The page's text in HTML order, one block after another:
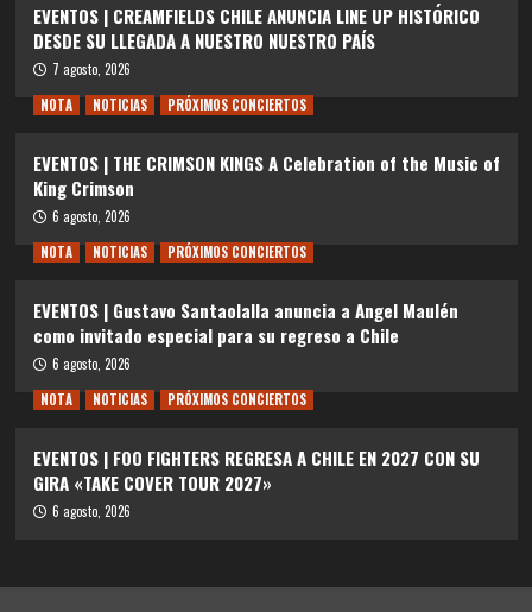
EVENTOS | CREAMFIELDS CHILE ANUNCIA LINE UP HISTÓRICO
DESDE SU LLEGADA A NUESTRO NUESTRO PAÍS
7 agosto, 2026
NOTA
NOTICIAS PRÓXIMOS CONCIERTOS
EVENTOS | THE CRIMSON KINGS A Celebration of the Music of
King Crimson
6 agosto, 2026
NOTA
NOTICIAS PRÓXIMOS CONCIERTOS
EVENTOS | Gustavo Santaolalla anuncia a Angel Maulén
como invitado especial para su regreso a Chile
6 agosto, 2026
NOTA
NOTICIAS PRÓXIMOS CONCIERTOS
EVENTOS | FOO FIGHTERS REGRESA A CHILE EN 2027 CON SU
GIRA «TAKE COVER TOUR 2027»
6 agosto, 2026